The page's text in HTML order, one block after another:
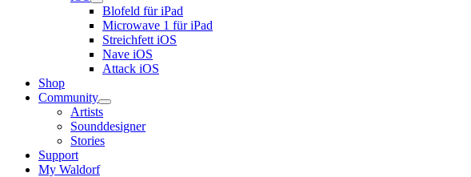
Blofeld für iPad
Microwave 1 für iPad
Streichfett iOS
Nave iOS
Attack iOS
Shop
Community
Artists
Sounddesigner
Stories
Support
My Waldorf